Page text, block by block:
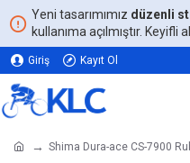
Yeni tasarımımız düzenli
kullanıma açılmıştır. Keyifli
Giriş Kayıt Ol
Shima Dura-ace CS-7900